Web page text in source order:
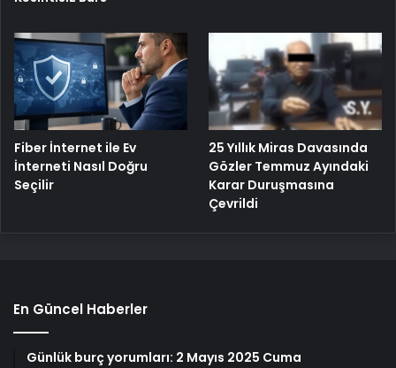
Fiber İnternet ile Ev
İnterneti Nasıl Doğru
Seçilir
25 Yıllık Miras Davasında
Gözler Temmuz Ayındaki
Karar Duruşmasına
Çevrildi
En Güncel Haberler
Günlük burç yorumları: 2 Mayıs 2025 Cuma